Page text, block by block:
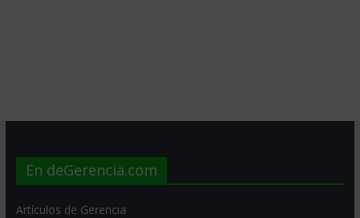
En deGerencia.com
Artículos de Gerencia